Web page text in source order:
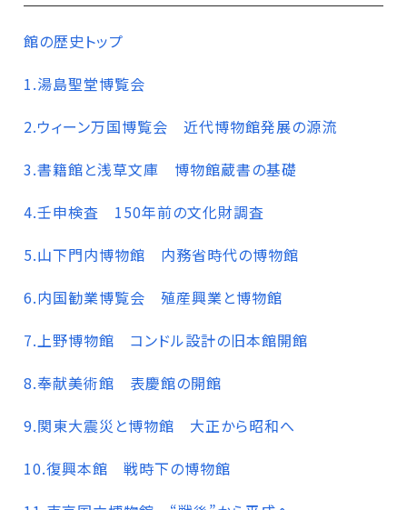
館の歴史トップ
1.湯島聖堂博覧会
2.ウィーン万国博覧会 近代博物館発展の源流
3.書籍館と浅草文庫 博物館蔵書の基礎
4.壬申検査 150年前の文化財調査
5.山下門内博物館 内務省時代の博物館
6.内国勧業博覧会 殖産興業と博物館
7.上野博物館 コンドル設計の旧本館開館
8.奉献美術館 表慶館の開館
9.関東大震災と博物館 大正から昭和へ
10.復興本館 戦時下の博物館